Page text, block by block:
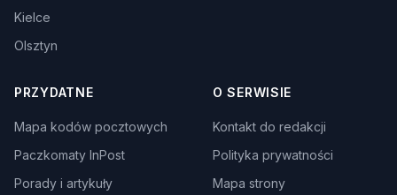
Kielce
Olsztyn
PRZYDATNE
Mapa kodów pocztowych
Paczkomaty InPost
Porady i artykuły
O SERWISIE
Kontakt do redakcji
Polityka prywatności
Mapa strony